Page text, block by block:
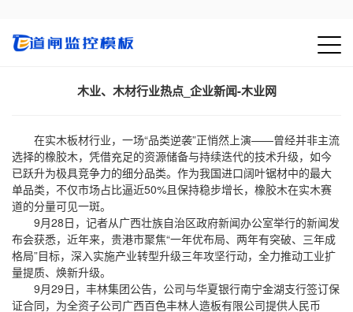
木业、木材行业热点_企业新闻-木业网
在实木板材行业，一场“品类逆袭”正悄然上演——曾经并非主流
选择的橡胶木，凭借充足的资源储备与持续迭代的技术升级，如今
已跃升为极具竞争力的细分品类。作为我国进口阔叶锯材中的最大
单品类，不仅市场占比逼近50%且保持稳步增长，橡胶木在实木赛
道的分量可见一斑。
9月28日，记者从广西壮族自治区政府新闻办公室举行的新闻发
布会获悉，近年来，贵港市聚焦“一年优布局、两年有突破、三年成
格局”目标，深入实施产业转型升级三年攻坚行动，全力推动工业扩
量提质、焕新升级。
9月29日，丰林集团公告，公司与华夏银行南宁金湖支行签订保
证合同，为全资子公司广西百色丰林人造板有限公司提供人民币